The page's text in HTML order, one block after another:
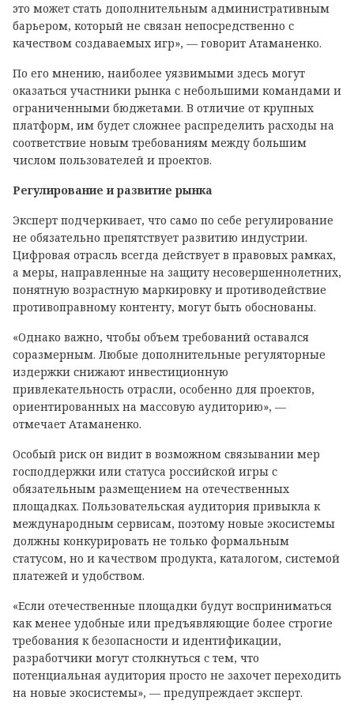
это может стать дополнительным административным
барьером, который не связан непосредственно с
качеством создаваемых игр», — говорит Атаманенко.
По его мнению, наиболее уязвимыми здесь могут
оказаться участники рынка с небольшими командами и
ограниченными бюджетами. В отличие от крупных
платформ, им будет сложнее распределить расходы на
соответствие новым требованиям между большим
числом пользователей и проектов.
Регулирование и развитие рынка
Эксперт подчеркивает, что само по себе регулирование
не обязательно препятствует развитию индустрии.
Цифровая отрасль всегда действует в правовых рамках,
а меры, направленные на защиту несовершеннолетних,
понятную возрастную маркировку и противодействие
противоправному контенту, могут быть обоснованы.
«Однако важно, чтобы объем требований оставался
соразмерным. Любые дополнительные регуляторные
издержки снижают инвестиционную
привлекательность отрасли, особенно для проектов,
ориентированных на массовую аудиторию», —
отмечает Атаманенко.
Особый риск он видит в возможном связывании мер
господдержки или статуса российской игры с
обязательным размещением на отечественных
площадках. Пользовательская аудитория привыкла к
международным сервисам, поэтому новые экосистемы
должны конкурировать не только формальным
статусом, но и качеством продукта, каталогом, системой
платежей и удобством.
«Если отечественные площадки будут восприниматься
как менее удобные или предъявляющие более строгие
требования к безопасности и идентификации,
разработчики могут столкнуться с тем, что
потенциальная аудитория просто не захочет переходить
на новые экосистемы», — предупреждает эксперт.